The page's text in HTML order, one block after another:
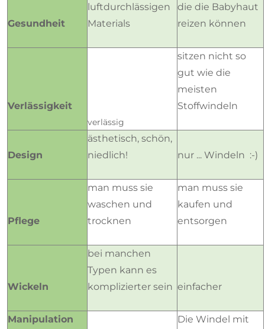
Gesundheit
luftdurchlässigen
Materials
die die Babyhaut
reizen können
Verlässigkeit
verlässig
sitzen nicht so
gut wie die
meisten
Stoffwindeln
Design
ästhetisch, schön,
niedlich!
nur ... Windeln :-)
Pflege
man muss sie
waschen und
trocknen
man muss sie
kaufen und
entsorgen
Wickeln
bei manchen
Typen kann es
komplizierter sein einfacher
Manipulation
Die Windel mit